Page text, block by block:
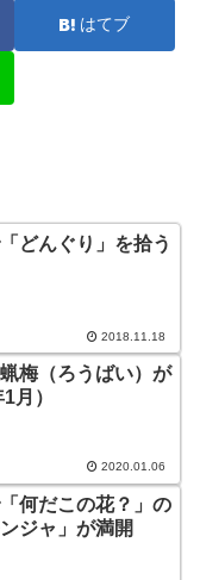
はてブ
どんぐり」を拾う
2018.11.18
梅（ろうばい）が
月）
2020.01.06
何だこの花？」の
ジャ」が満開